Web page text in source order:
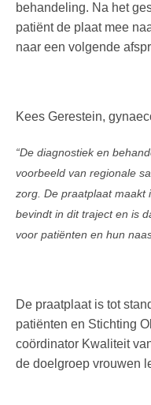
behandeling. Na het
patiënt de plaat mee
naar een volgende
Kees Gerestein,
“De diagnostiek en
voorbeeld van regionale
zorg. De praatplaat maakt
bevindt in dit traject en is
voor patiënten en hun
De praatplaat is tot
patiënten en Stichting
coördinator Kwaliteit
de doelgroep vrouwen